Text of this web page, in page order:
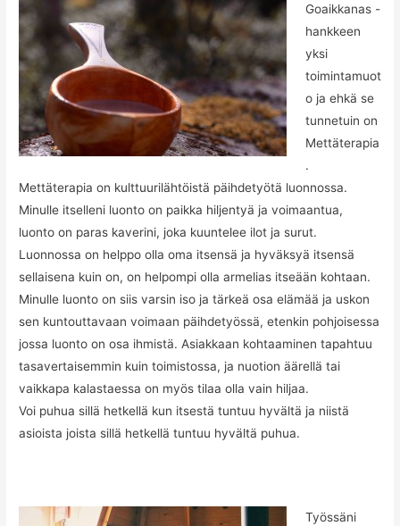
Goaikkanas -
hankkeen
yksi
toimintamuot
o ja ehkä se
tunnetuin on
Mettäterapia
.
Mettäterapia on kulttuurilähtöistä päihdetyötä luonnossa.
Minulle itselleni luonto on paikka hiljentyä ja voimaantua,
luonto on paras kaverini, joka kuuntelee ilot ja surut.
Luonnossa on helppo olla oma itsensä ja hyväksyä itsensä
sellaisena kuin on, on helpompi olla armelias itseään kohtaan.
Minulle luonto on siis varsin iso ja tärkeä osa elämää ja uskon
sen kuntouttavaan voimaan päihdetyössä, etenkin pohjoisessa
jossa luonto on osa ihmistä. Asiakkaan kohtaaminen tapahtuu
tasavertaisemmin kuin toimistossa, ja nuotion äärellä tai
vaikkapa kalastaessa on myös tilaa olla vain hiljaa.
Voi puhua sillä hetkellä kun itsestä tuntuu hyvältä ja niistä
asioista joista sillä hetkellä tuntuu hyvältä puhua.
Työssäni